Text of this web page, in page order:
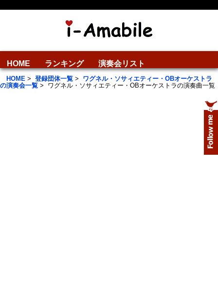
HOME ランキング 演奏会リスト
HOME > 登録団体一覧 > ワグネル・ソサィエティー・OBオーケストラ
の演奏会一覧 > ワグネル・ソサィエティー・OBオーケストラの演奏曲一覧